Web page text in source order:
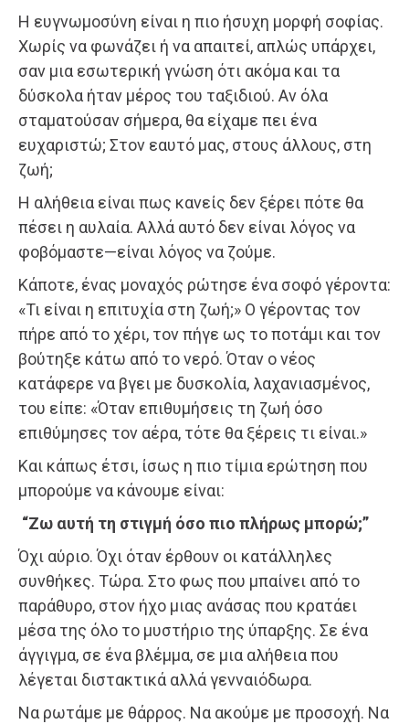
Η ευγνωμοσύνη είναι η πιο ήσυχη μορφή σοφίας.
Χωρίς να φωνάζει ή να απαιτεί, απλώς υπάρχει,
σαν μια εσωτερική γνώση ότι ακόμα και τα
δύσκολα ήταν μέρος του ταξιδιού. Αν όλα
σταματούσαν σήμερα, θα είχαμε πει ένα
ευχαριστώ; Στον εαυτό μας, στους άλλους, στη
ζωή;
Η αλήθεια είναι πως κανείς δεν ξέρει πότε θα
πέσει η αυλαία. Αλλά αυτό δεν είναι λόγος να
φοβόμαστε—είναι λόγος να ζούμε.
Κάποτε, ένας μοναχός ρώτησε ένα σοφό γέροντα:
«Τι είναι η επιτυχία στη ζωή;» Ο γέροντας τον
πήρε από το χέρι, τον πήγε ως το ποτάμι και τον
βούτηξε κάτω από το νερό. Όταν ο νέος
κατάφερε να βγει με δυσκολία, λαχανιασμένος,
του είπε: «Όταν επιθυμήσεις τη ζωή όσο
επιθύμησες τον αέρα, τότε θα ξέρεις τι είναι.»
Και κάπως έτσι, ίσως η πιο τίμια ερώτηση που
μπορούμε να κάνουμε είναι:
“Ζω αυτή τη στιγμή όσο πιο πλήρως μπορώ;”
Όχι αύριο. Όχι όταν έρθουν οι κατάλληλες
συνθήκες. Τώρα. Στο φως που μπαίνει από το
παράθυρο, στον ήχο μιας ανάσας που κρατάει
μέσα της όλο το μυστήριο της ύπαρξης. Σε ένα
άγγιγμα, σε ένα βλέμμα, σε μια αλήθεια που
λέγεται διστακτικά αλλά γενναιόδωρα.
Να ρωτάμε με θάρρος. Να ακούμε με προσοχή. Να